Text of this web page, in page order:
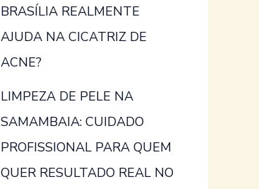
BRASÍLIA REALMENTE
AJUDA NA CICATRIZ DE
ACNE?
LIMPEZA DE PELE NA
SAMAMBAIA: CUIDADO
PROFISSIONAL PARA QUEM
QUER RESULTADO REAL NO